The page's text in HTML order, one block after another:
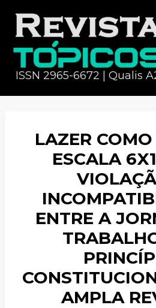
ISSN 2965-6672 | Qualis
LAZER
ESCALA
ENTRE A
AMPLA